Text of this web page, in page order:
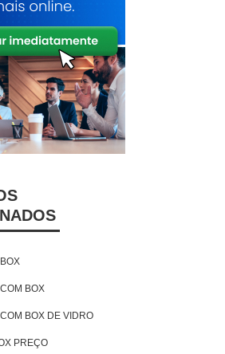
BOX
BOX DE VIDRO
PREÇO